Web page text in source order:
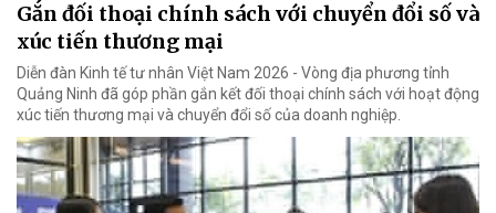
Gắn đối thoại chính sách với chuyển đổi số và
xúc tiến thương mại
Diễn đàn Kinh tế tư nhân Việt Nam 2026 - Vòng địa phương tỉnh
Quảng Ninh đã góp phần gắn kết đối thoại chính sách với hoạt động
xúc tiến thương mại và chuyển đổi số của doanh nghiệp.